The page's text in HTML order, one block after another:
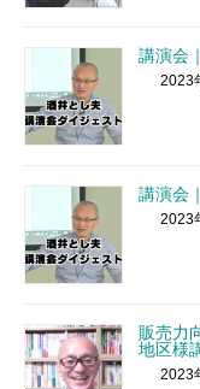
講演会
2023
講演会
2023
販売力
地区様
2023